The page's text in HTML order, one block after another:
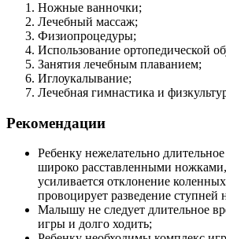
Ножные ванночки;
Лечебный массаж;
Физиопроцедуры;
Использование ортопедической
Занятия лечебным плаванием;
Иглоукалывание;
Лечебная гимнастика и
Рекомендации
Ребенку нежелательно длительное
широко расставленными ножками,
усиливается отклонение
провоцирует разведение ступней
Малышу не следует длительное
игры и долго ходить;